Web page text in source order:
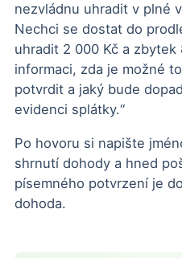
nezvládnu uhradit v plné
Nechci se dostat do
uhradit 2 000 Kč a
informaci, zda je možné
potvrdit a jaký bude
evidenci splátky.“
Po hovoru si napište
shrnutí dohody a hned
písemného potvrzení je
dohoda.